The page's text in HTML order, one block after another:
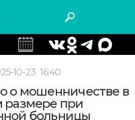
10-23 16:40
о мошенничестве в
размере при
больницы